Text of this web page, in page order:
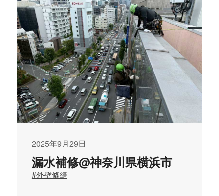
2025年9月29日
漏水補修@神奈川県横浜市
#外壁修繕